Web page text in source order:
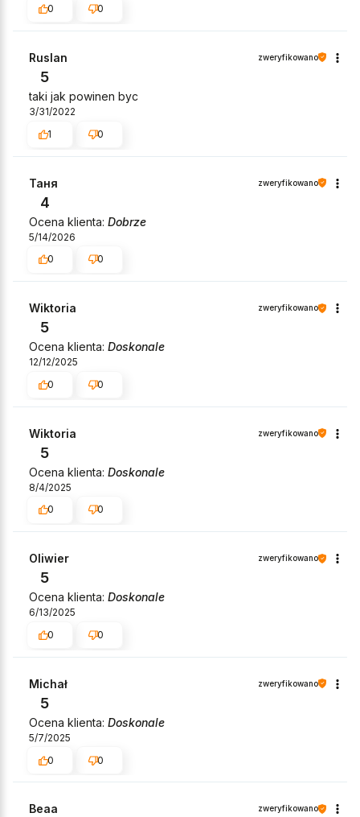
0
0
Ruslan zweryfikowano
5
taki jak powinen byc
3/31/2022
1
0
Таня zweryfikowano
4
Ocena klienta: Dobrze
5/14/2026
0
0
Wiktoria zweryfikowano
5
Ocena klienta: Doskonale
12/12/2025
0
0
Wiktoria zweryfikowano
5
Ocena klienta: Doskonale
8/4/2025
0
0
Oliwier zweryfikowano
5
Ocena klienta: Doskonale
6/13/2025
0
0
Michał zweryfikowano
5
Ocena klienta: Doskonale
5/7/2025
0
0
Beaa zweryfikowano